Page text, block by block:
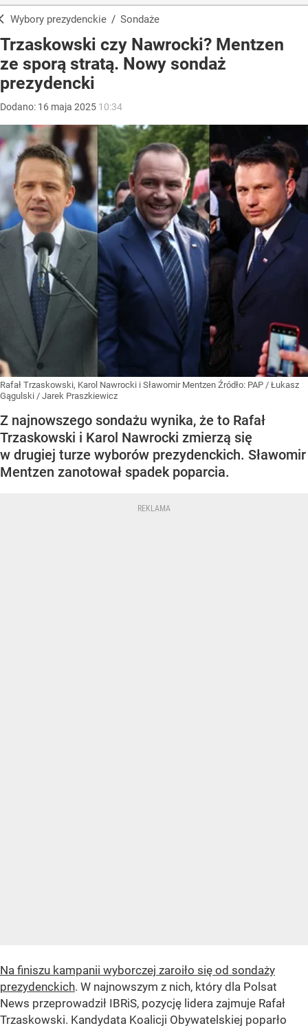
Wybory prezydenckie / Sondaże
Trzaskowski czy Nawrocki? Mentzen
ze sporą stratą. Nowy sondaż
prezydencki
Dodano: 16 maja 2025 10:34
Rafał Trzaskowski, Karol Nawrocki i Sławomir Mentzen Źródło: PAP / Łukasz
Gągulski / Jarek Praszkiewicz
Z najnowszego sondażu wynika, że to Rafał
Trzaskowski i Karol Nawrocki zmierzą się
w drugiej turze wyborów prezydenckich. Sławomir
Mentzen zanotował spadek poparcia.
Na finiszu kampanii wyborczej zaroiło się od sondaży
prezydenckich. W najnowszym z nich, który dla Polsat
News przeprowadził IBRiS, pozycję lidera zajmuje Rafał
Trzaskowski. Kandydata Koalicji Obywatelskiej poparło